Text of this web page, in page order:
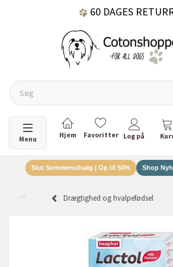
60 DAGES
Skifte navigation
Menu
Slut Sommerudsalg | Op til 50% Shop
Drægtighed og hvalpefødsel